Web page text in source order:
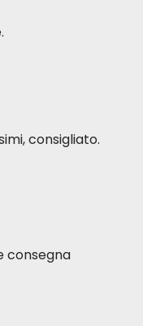
consigliato.
consegna